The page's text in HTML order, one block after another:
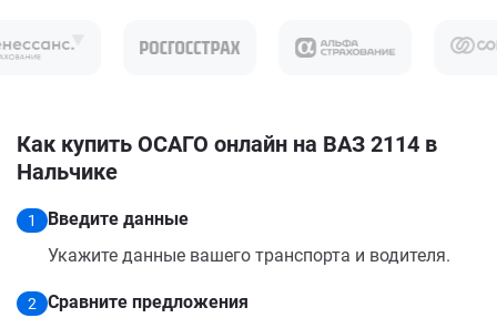
Как купить ОСАГО онлайн на ВАЗ 2114 в
Нальчике
1
Введите данные
Укажите данные вашего транспорта и водителя.
2
Сравните предложения